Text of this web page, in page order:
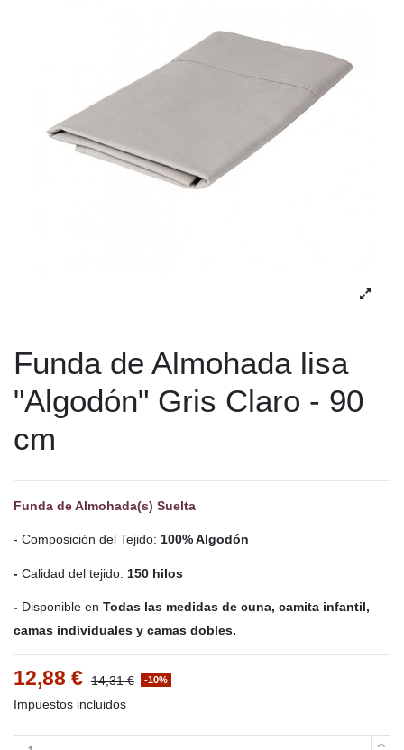
Funda de Almohada lisa
"Algodón" Gris Claro - 90
cm
Funda de Almohada(s) Suelta
- Composición del Tejido: 100% Algodón
- Calidad del tejido: 150 hilos
- Disponible en Todas las medidas de cuna, camita infantil,
camas individuales y camas dobles.
12,88 € 14,31 € -10%
Impuestos incluidos